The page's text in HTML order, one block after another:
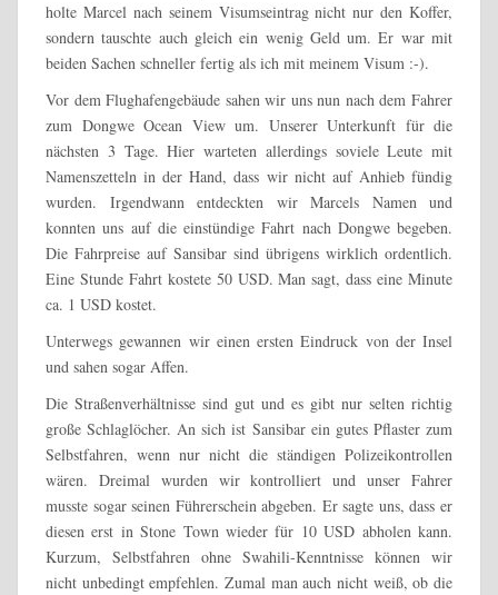
holte Marcel nach seinem Visumseintrag nicht nur den Koffer,
sondern tauschte auch gleich ein wenig Geld um. Er war mit
beiden Sachen schneller fertig als ich mit meinem Visum :-).
Vor dem Flughafengebäude sahen wir uns nun nach dem Fahrer
zum Dongwe Ocean View um. Unserer Unterkunft für die
nächsten 3 Tage. Hier warteten allerdings soviele Leute mit
Namenszetteln in der Hand, dass wir nicht auf Anhieb fündig
wurden. Irgendwann entdeckten wir Marcels Namen und
konnten uns auf die einstündige Fahrt nach Dongwe begeben.
Die Fahrpreise auf Sansibar sind übrigens wirklich ordentlich.
Eine Stunde Fahrt kostete 50 USD. Man sagt, dass eine Minute
ca. 1 USD kostet.
Unterwegs gewannen wir einen ersten Eindruck von der Insel
und sahen sogar Affen.
Die Straßenverhältnisse sind gut und es gibt nur selten richtig
große Schlaglöcher. An sich ist Sansibar ein gutes Pflaster zum
Selbstfahren, wenn nur nicht die ständigen Polizeikontrollen
wären. Dreimal wurden wir kontrolliert und unser Fahrer
musste sogar seinen Führerschein abgeben. Er sagte uns, dass er
diesen erst in Stone Town wieder für 10 USD abholen kann.
Kurzum, Selbstfahren ohne Swahili-Kenntnisse können wir
nicht unbedingt empfehlen. Zumal man auch nicht weiß, ob die